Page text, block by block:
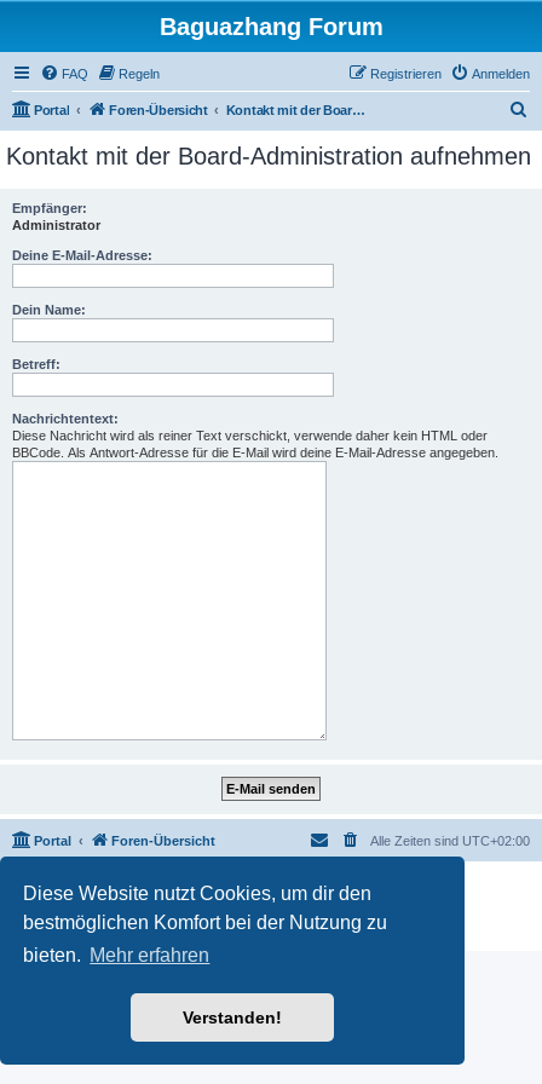
Diese Website nutzt Cookies, um dir den
bestmöglichen Komfort bei der Nutzung zu
bieten. Mehr erfahren
Verstanden!
Baguazhang Forum
FAQ Regeln Anmelden
Registrieren
Portal Foren-Übersicht Kontakt mit der Board-Administration aufnehmen
c
Kontakt mit der Board-Administration aufnehmen
Empfänger:
Administrator
Deine E-Mail-Adresse:
Dein Name:
Betreff:
Nachrichtentext:
Diese Nachricht wird als reiner Text verschickt, verwende daher kein HTML oder
BBCode. Als Antwort-Adresse für die E-Mail wird deine E-Mail-Adresse angegeben.
Portal Foren-Übersicht Alle Zeiten sind UTC+02:00
Powered by phpBB
® Forum Software © phpBB Limited
Deutsche Übersetzung durch
Datenschutz|Nutzungsbedingungen